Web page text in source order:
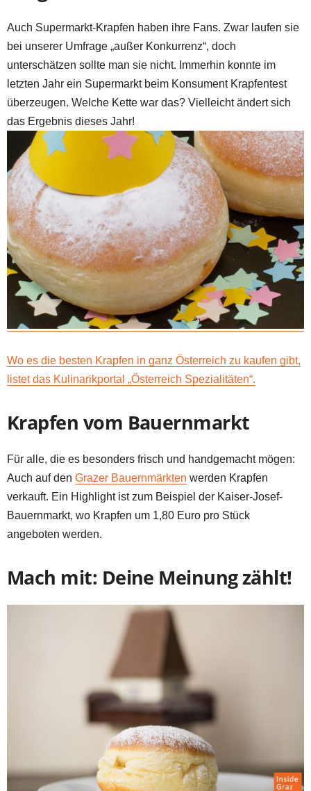
Auch Supermarkt-Krapfen haben ihre Fans. Zwar laufen sie
bei unserer Umfrage „außer Konkurrenz“, doch
unterschätzen sollte man sie nicht. Immerhin konnte im
letzten Jahr ein Supermarkt beim Konsument Krapfentest
überzeugen. Welche Kette war das? Vielleicht ändert sich
das Ergebnis dieses Jahr!
Wo es die besten Krapfen in ganz Österreich zu kaufen gibt,
listet das Kulinarikportal „Österreich Spezialitäten“.
Krapfen vom Bauernmarkt
Für alle, die es besonders frisch und handgemacht mögen:
Auch auf den Grazer Bauernmärkten werden Krapfen
verkauft. Ein Highlight ist zum Beispiel der Kaiser-Josef-
Bauernmarkt, wo Krapfen um 1,80 Euro pro Stück
angeboten werden.
Mach mit: Deine Meinung zählt!